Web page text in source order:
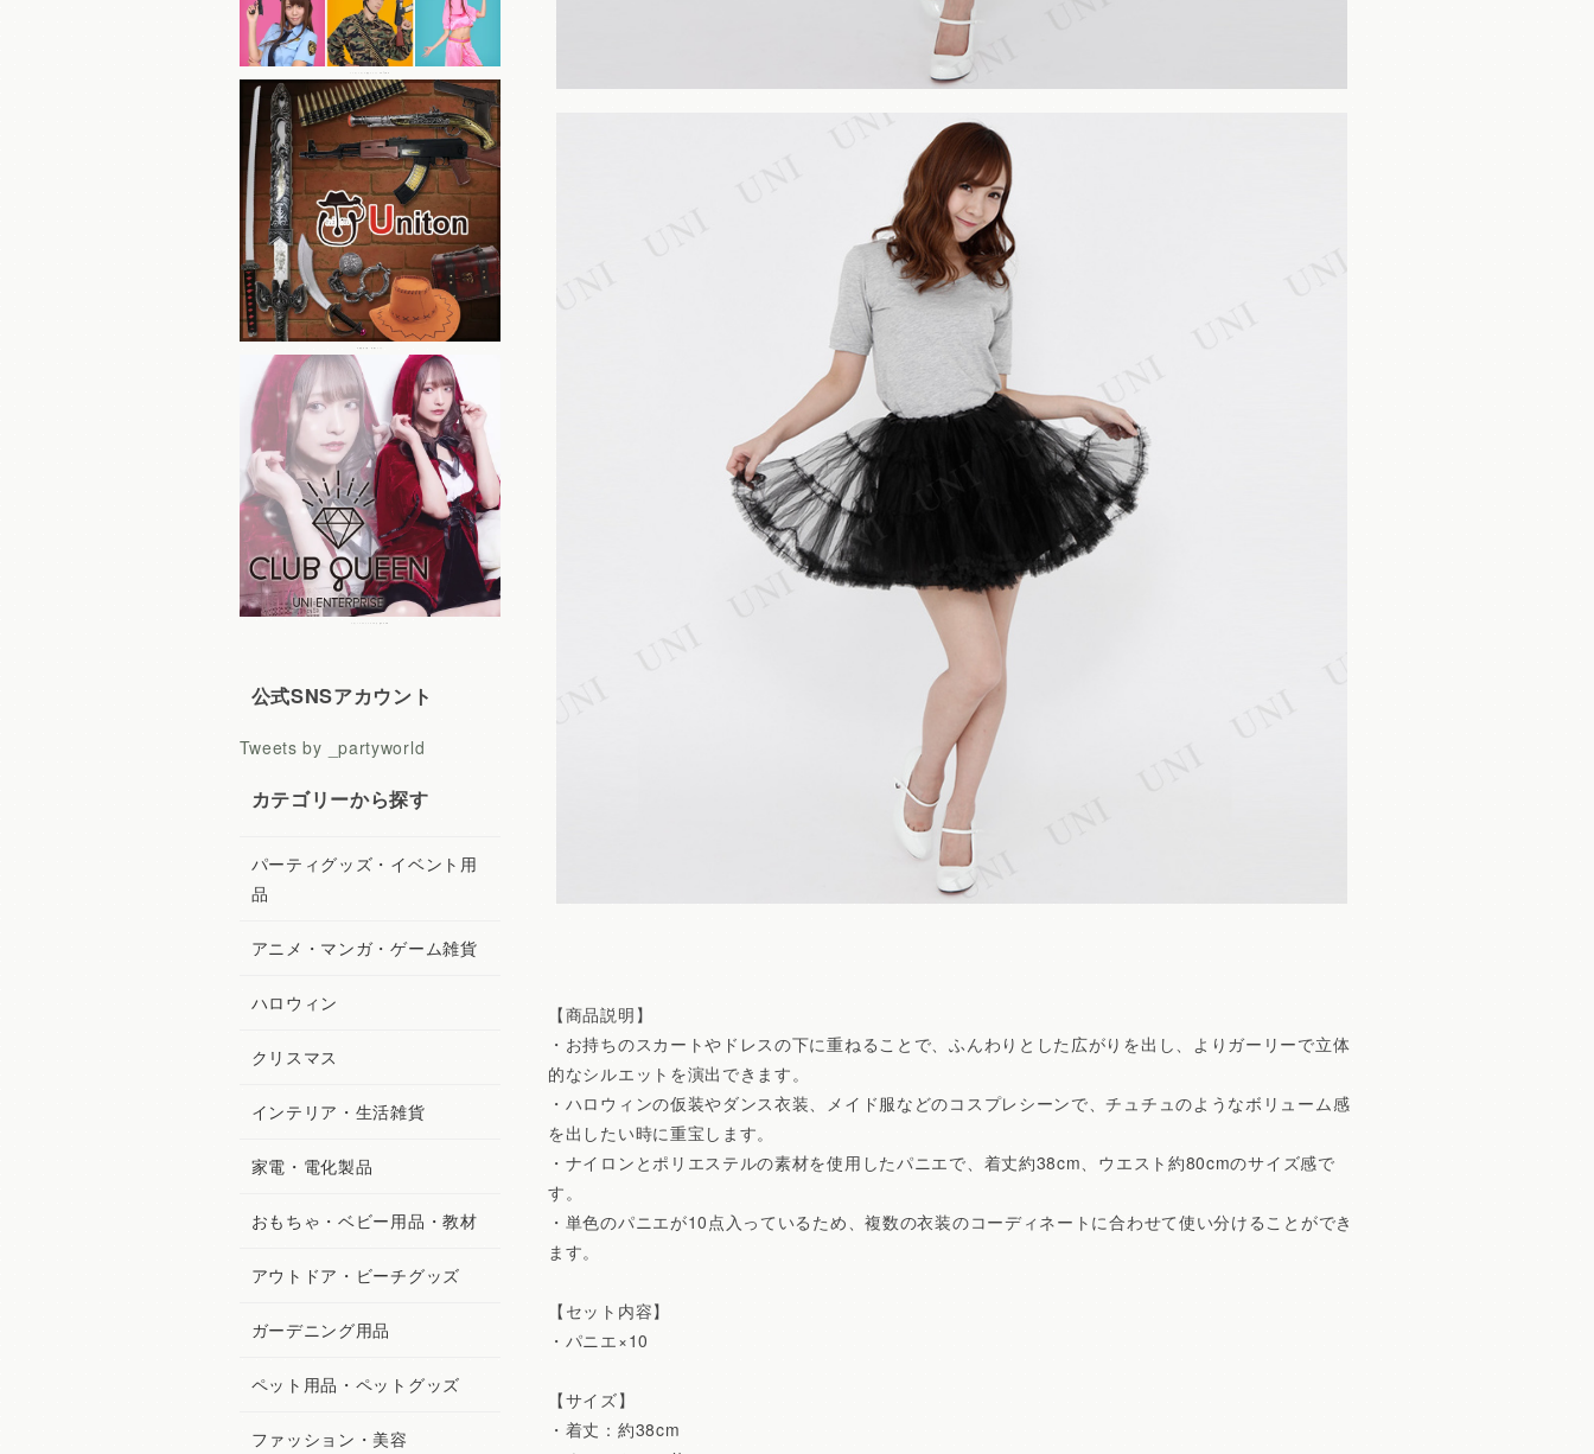
【商品説明】
・お持ちのスカートやドレスの下に重ねることで、ふんわりとした広がりを出し、よりガーリーで立体
的なシルエットを演出できます。
・ハロウィンの仮装やダンス衣装、メイド服などのコスプレシーンで、チュチュのようなボリューム感
を出したい時に重宝します。
・ナイロンとポリエステルの素材を使用したパニエで、着丈約38cm、ウエスト約80cmのサイズ感で
す。
・単色のパニエが10点入っているため、複数の衣装のコーディネートに合わせて使い分けることができ
ます。
【セット内容】
・パニエ×10
【サイズ】
・着丈：約38cm
公式SNSアカウント
Tweets by _partyworld
カテゴリーから探す
パーティグッズ・イベント用
品
アニメ・マンガ・ゲーム雑貨
ハロウィン
クリスマス
インテリア・生活雑貨
家電・電化製品
おもちゃ・ベビー用品・教材
アウトドア・ビーチグッズ
ガーデニング用品
ペット用品・ペットグッズ
ファッション・美容